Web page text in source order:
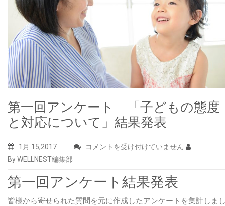
第一回アンケート 「子どもの態度
と対応について」結果発表
1月 15,2017
第
ア
ン
コメントを受け付けていません
By WELLNEST編集部
第一回アンケート結果発表
皆様から寄せられた質問を元に作成したアンケートを集計しま